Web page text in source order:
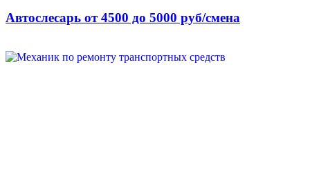
Автослесарь от 4500 до 5000 руб/смена